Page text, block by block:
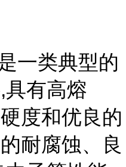
一类典型的
具有高熔
度和优良的
耐腐蚀、良